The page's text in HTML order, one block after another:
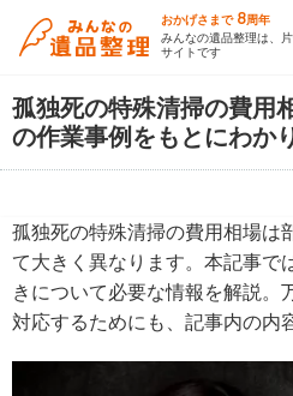
おかげさまで 8周年
みんなの遺品整理は、
サイトです
孤独死の特殊清掃の費用
の作業事例をもとにわか
孤独死の特殊清掃の費用相場は
て大きく異なります。本記事で
きについて必要な情報を解説。
対応するためにも、記事内の内